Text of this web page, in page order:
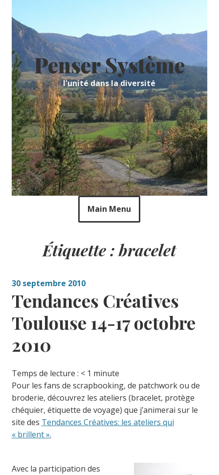
content
Penser Système
l'unité dans la diversité
Main Menu
Étiquette :bracelet
30 septembre 2010
Tendances Créatives
Toulouse 14-17 octobre
2010
Temps de lecture : < 1 minute
Pour les fans de scrapbooking, de patchwork ou de
broderie, découvrez les ateliers (bracelet, protège
chéquier, étiquette de voyage) que j’animerai sur le
site des Tendances Créatives: les ateliers qui
« brillent ».
Avec la participation des